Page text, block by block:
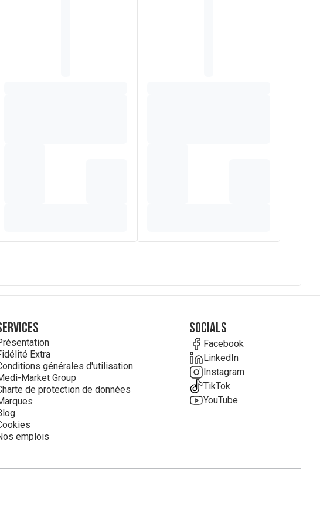
Extra
générales d'utilisation
Market Group
de protection de données
emplois
Socials
Facebook
LinkedIn
Instagram
TikTok
YouTube